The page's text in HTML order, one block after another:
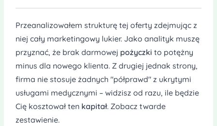
Przeanalizowałem strukturę tej oferty zdejmując z
niej cały marketingowy lukier. Jako analityk muszę
przyznać, że brak darmowej pożyczki to potężny
minus dla nowego klienta. Z drugiej jednak strony,
firma nie stosuje żadnych "półprawd" z ukrytymi
usługami medycznymi – widzisz od razu, ile będzie
Cię kosztował ten kapitał. Zobacz twarde
zestawienie.